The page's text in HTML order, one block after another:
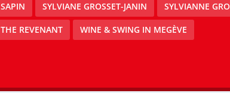
SAPIN SYLVIANE GROSSET-JANIN SYLVIANNE
THE REVENANT WINE & SWING IN MEGÈVE